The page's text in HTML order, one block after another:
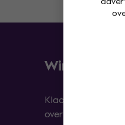
Winkelen
Klachten en
overeenkomst